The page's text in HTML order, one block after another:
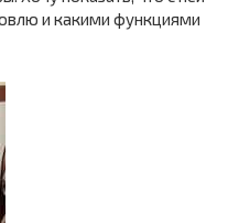
и какими функциями